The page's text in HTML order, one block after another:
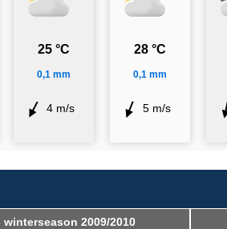
25 °C
0,1 mm
4 m/s
28 °C
0,1 mm
5 m/s
winterseason 2009/2010